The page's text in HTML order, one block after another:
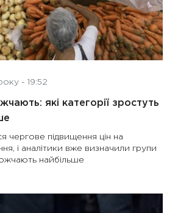
- 19:52
які категорії зростуть
чергове підвищення цін на
і аналітики вже визначили групи
найбільше